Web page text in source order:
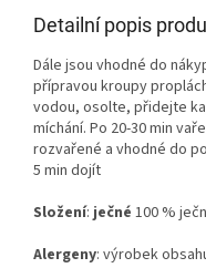
Detailní popis
Dále jsou vhodné do
přípravou kroupy
vodou, osolte, přidejte
míchání. Po 20-30 min
rozvařené a vhodné do
5 min dojít
Složení:ječné 100 %
Alergeny: výrobek